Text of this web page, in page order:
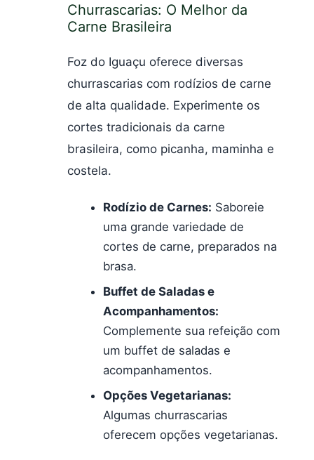
Churrascarias: O Melhor da
Carne Brasileira
Foz do Iguaçu oferece diversas
churrascarias com rodízios de carne
de alta qualidade. Experimente os
cortes tradicionais da carne
brasileira, como picanha, maminha e
costela.
Rodízio de Carnes: Saboreie
uma grande variedade de
cortes de carne, preparados na
brasa.
Buffet de Saladas e
Acompanhamentos:
Complemente sua refeição com
um buffet de saladas e
acompanhamentos.
Opções Vegetarianas:
Algumas churrascarias
oferecem opções vegetarianas.